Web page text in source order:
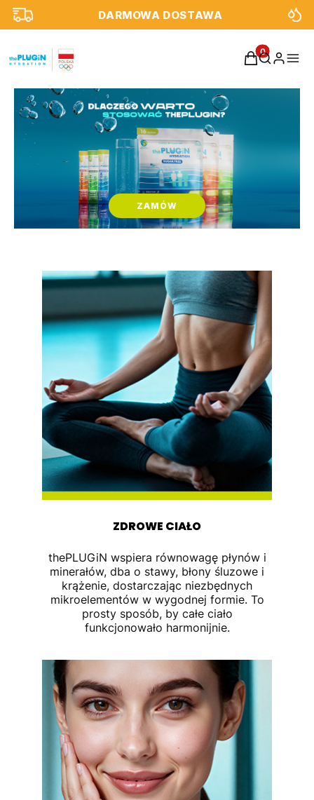
DARMOWA DOSTAWA
Produkty w
ZAMÓW
ZDROWE CIAŁO
thePLUGiN wspiera równowagę płynów i
minerałów, dba o stawy, błony śluzowe i
krążenie, dostarczając niezbędnych
mikroelementów w wygodnej formie. To
prosty sposób, by całe ciało
funkcjonowało harmonijnie.